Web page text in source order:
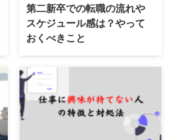
第二新卒での転職の流れや
スケジュール感は？やって
おくべきこと